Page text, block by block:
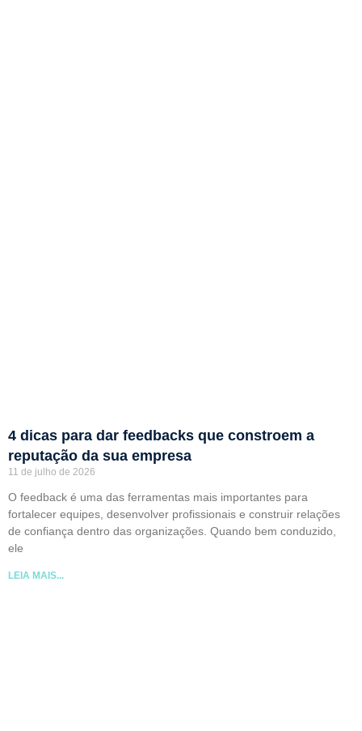
4 dicas para dar feedbacks que constroem a
reputação da sua empresa
11 de julho de 2026
O feedback é uma das ferramentas mais importantes para
fortalecer equipes, desenvolver profissionais e construir relações
de confiança dentro das organizações. Quando bem conduzido,
ele
LEIA MAIS...